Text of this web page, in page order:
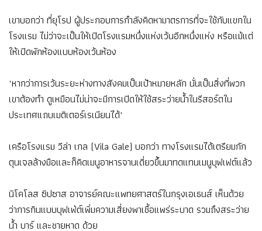
เขาบอกว่า ที่ยุโรป ผู้ประกอบการกำลังคิดหามาตรการที่จะใช้กับแขกใน
โรงแรม ไม่ว่าจะเป็นให้เปิดโรงแรมหนึ่งแห่งเว้นอีกหนึ่งแห่ง หรือแม้แต่
ให้เปิดพักห้องแบบห้องเว้นห้อง
"หากว่าการเว้นระยะห่างทางสังคมเป็นเป้าหมายหลัก นั่นเป็นสิ่งที่พวก
เขาต้องทำ ดูเหมือนไม่น่าจะมีการเปิดให้ใช้สระว่ายน้ำในรีสอร์ตใน
ประเทศแถบเมติเตอร์เรเนียนได้"
เครือโรงแรม วีล่า เกล (Vila Gale) บอกว่า ทางโรงแรมได้เตรียมกัก
ตุนเจลล้างมือและก็คิดเมนูอาหารจานเดี่ยวขึ้นมาทดแทนเมนูบุฟเฟต์แล้ว
นิโคโลส ซิปซาส อาจารย์คณะแพทยศาสตร์ในกรุงเอเธนส์ เห็นด้วย
ว่าการกินแบบบุฟเฟ่ต์เพิ่มความเสี่ยงพาเชื้อแพร่ระบาด รวมถึงสระว่าย
น้ำ บาร์ และชายหาด ด้วย